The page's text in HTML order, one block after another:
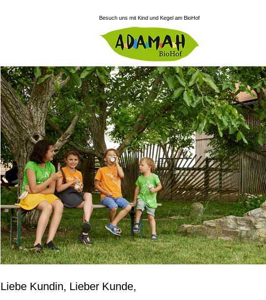
Besuch uns mit Kind und Kegel am BioHof
Liebe Kundin, Lieber Kunde,